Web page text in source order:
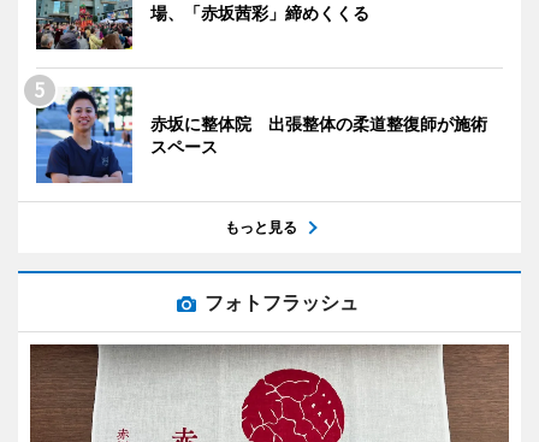
場、「赤坂茜彩」締めくくる
赤坂に整体院 出張整体の柔道整復師が施術
スペース
もっと見る
フォトフラッシュ